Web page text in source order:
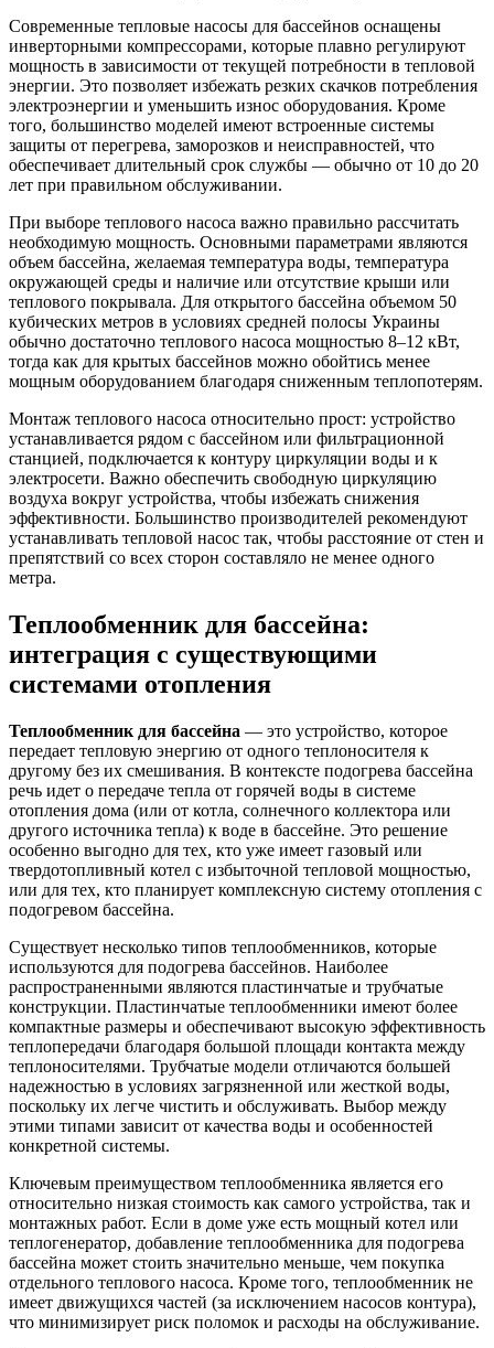
Современные тепловые насосы для бассейнов оснащены
инверторными компрессорами, которые плавно регулируют
мощность в зависимости от текущей потребности в тепловой
энергии. Это позволяет избежать резких скачков потребления
электроэнергии и уменьшить износ оборудования. Кроме
того, большинство моделей имеют встроенные системы
защиты от перегрева, заморозков и неисправностей, что
обеспечивает длительный срок службы — обычно от 10 до 20
лет при правильном обслуживании.
При выборе теплового насоса важно правильно рассчитать
необходимую мощность. Основными параметрами являются
объем бассейна, желаемая температура воды, температура
окружающей среды и наличие или отсутствие крыши или
теплового покрывала. Для открытого бассейна объемом 50
кубических метров в условиях средней полосы Украины
обычно достаточно теплового насоса мощностью 8–12 кВт,
тогда как для крытых бассейнов можно обойтись менее
мощным оборудованием благодаря сниженным теплопотерям.
Монтаж теплового насоса относительно прост: устройство
устанавливается рядом с бассейном или фильтрационной
станцией, подключается к контуру циркуляции воды и к
электросети. Важно обеспечить свободную циркуляцию
воздуха вокруг устройства, чтобы избежать снижения
эффективности. Большинство производителей рекомендуют
устанавливать тепловой насос так, чтобы расстояние от стен и
препятствий со всех сторон составляло не менее одного
метра.
Теплообменник для бассейна:
интеграция с существующими
системами отопления
Теплообменник для бассейна — это устройство, которое
передает тепловую энергию от одного теплоносителя к
другому без их смешивания. В контексте подогрева бассейна
речь идет о передаче тепла от горячей воды в системе
отопления дома (или от котла, солнечного коллектора или
другого источника тепла) к воде в бассейне. Это решение
особенно выгодно для тех, кто уже имеет газовый или
твердотопливный котел с избыточной тепловой мощностью,
или для тех, кто планирует комплексную систему отопления с
подогревом бассейна.
Существует несколько типов теплообменников, которые
используются для подогрева бассейнов. Наиболее
распространенными являются пластинчатые и трубчатые
конструкции. Пластинчатые теплообменники имеют более
компактные размеры и обеспечивают высокую эффективность
теплопередачи благодаря большой площади контакта между
теплоносителями. Трубчатые модели отличаются большей
надежностью в условиях загрязненной или жесткой воды,
поскольку их легче чистить и обслуживать. Выбор между
этими типами зависит от качества воды и особенностей
конкретной системы.
Ключевым преимуществом теплообменника является его
относительно низкая стоимость как самого устройства, так и
монтажных работ. Если в доме уже есть мощный котел или
теплогенератор, добавление теплообменника для подогрева
бассейна может стоить значительно меньше, чем покупка
отдельного теплового насоса. Кроме того, теплообменник не
имеет движущихся частей (за исключением насосов контура),
что минимизирует риск поломок и расходы на обслуживание.